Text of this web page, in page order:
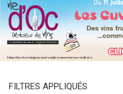
FILTRES APPLIQUÉS